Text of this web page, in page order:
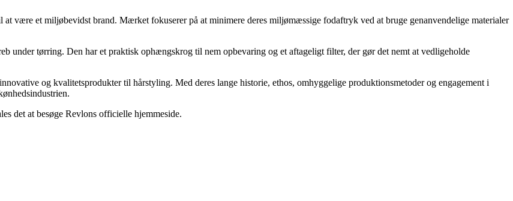
være et miljøbevidst brand. Mærket fokuserer på at minimere deres miljømæssige fodaftryk ved at bruge genanvendelige materialer
under tørring. Den har et praktisk ophængskrog til nem opbevaring og et aftageligt filter, der gør det nemt at vedligeholde
og kvalitetsprodukter til hårstyling. Med deres lange historie, ethos, omhyggelige produktionsmetoder og engagement i
det at besøge Revlons officielle hjemmeside.